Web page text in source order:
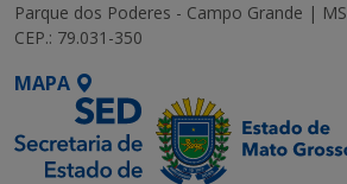
Parque dos Poderes - Campo Grande | MS
CEP.: 79.031-350
MAPA